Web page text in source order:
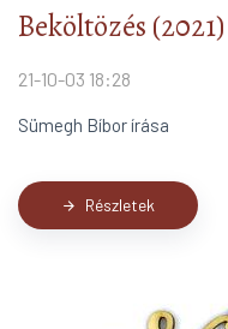
Beköltözés (2021)
21-10-03 18:28
Sümegh Bíbor írása
arrow_forward Részletek